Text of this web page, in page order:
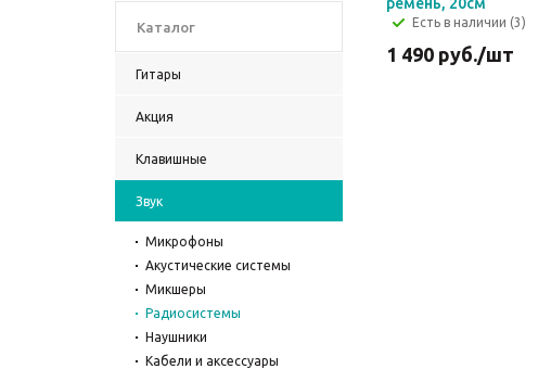
Каталог
Гитары
Акция
Клавишные
Звук
Микрофоны
Акустические системы
Микшеры
Радиосистемы
Наушники
Кабели и аксессуары
Есть в наличии (3)
1 490 руб./шт